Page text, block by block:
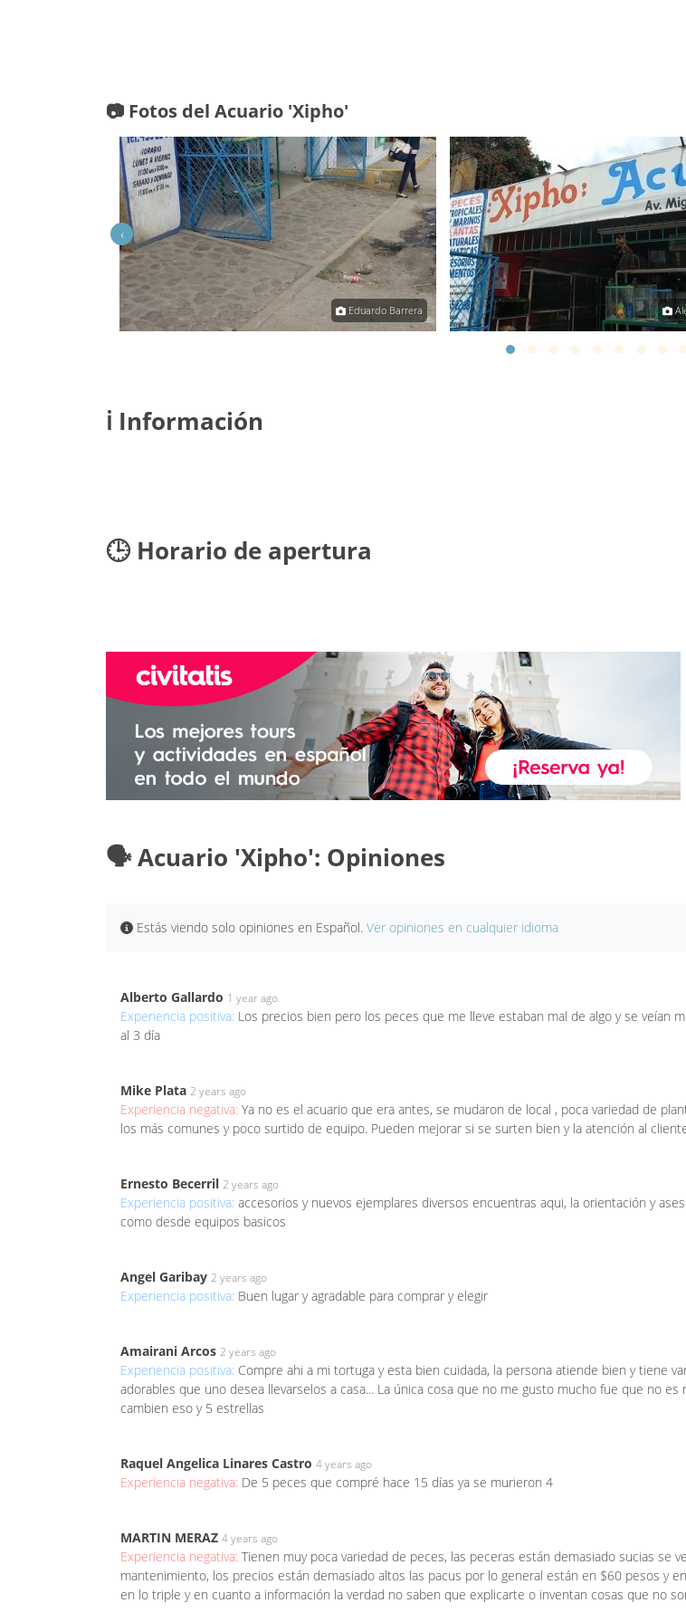
📷 Fotos del Acuario 'Xipho'
Eduardo Barrera
‹
ℹ️ Información
🕒 Horario de apertura
🗣️ Acuario 'Xipho': Opiniones
Estás viendo solo opiniones en Español. Ver opiniones en cualquier idioma
Alberto Gallardo 1 year ago
Experiencia positiva: Los precios bien pero los peces que me lleve estaban mal de algo y se veían
al 3 día
Mike Plata 2 years ago
Experiencia negativa: Ya no es el acuario que era antes, se mudaron de local , poca variedad de
los más comunes y poco surtido de equipo. Pueden mejorar si se surten bien y la atención al
Ernesto Becerril 2 years ago
Experiencia positiva: accesorios y nuevos ejemplares diversos encuentras aqui, la orientación y
como desde equipos basicos
Angel Garibay 2 years ago
Experiencia positiva: Buen lugar y agradable para comprar y elegir
Amairani Arcos 2 years ago
Experiencia positiva: Compre ahi a mi tortuga y esta bien cuidada, la persona atiende bien y tiene
adorables que uno desea llevarselos a casa... La única cosa que no me gusto mucho fue que no
cambien eso y 5 estrellas
Raquel Angelica Linares Castro 4 years ago
Experiencia negativa: De 5 peces que compré hace 15 días ya se murieron 4
MARTIN MERAZ 4 years ago
Experiencia negativa: Tienen muy poca variedad de peces, las peceras están demasiado sucias se
mantenimiento, los precios están demasiado altos las pacus por lo general están en $60 pesos y
en lo triple y en cuanto a información la verdad no saben que explicarte o inventan cosas que no